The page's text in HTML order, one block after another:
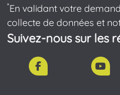
*En validant votre
collecte de données et
Suivez-nous sur les